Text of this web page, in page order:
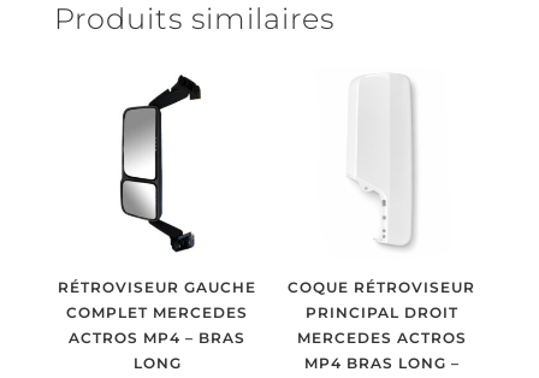
Produits similaires
RÉTROVISEUR GAUCHE
COMPLET MERCEDES
ACTROS MP4 – BRAS
LONG
COQUE RÉTROVISEUR
PRINCIPAL DROIT
MERCEDES ACTROS
MP4 BRAS LONG –